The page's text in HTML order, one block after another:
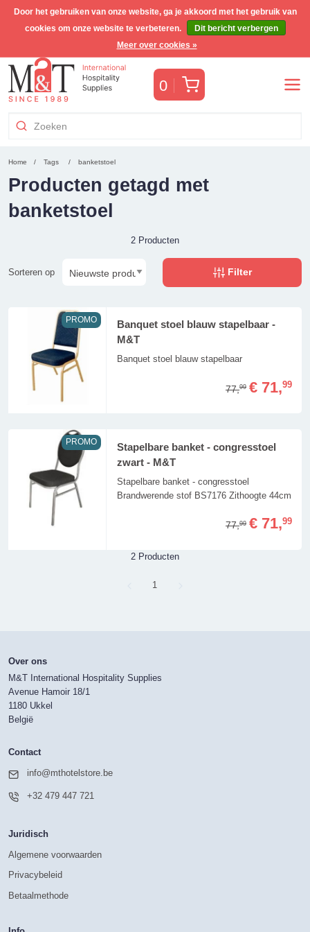
Gratis Benelux verzending voor orders >€255(incl. BTW)
0 Winkelwagen
Home Tags banketstoel
Producten getagd met
banketstoel
2 Producten
Sorteren op Filter
PROMO
Banquet stoel blauw stapelbaar -
M&T
Banquet stoel blauw stapelbaar
77,99 € 71,99
PROMO
Stapelbare banket - congresstoel
zwart - M&T
Stapelbare banket - congresstoel
Brandwerende stof BS7176 Zithoogte 44cm
77,99 € 71,99
2 Producten
Page
1
Over ons
M&T International Hospitality Supplies
Avenue Hamoir 18/1
1180 Ukkel
België
Contact
info@mthotelstore.be
+32 479 447 721
Juridisch
Algemene voorwaarden
Privacybeleid
Betaalmethode
Door het gebruiken van onze website, ga je akkoord met het gebruik van
cookies om onze website te verbeteren.
Dit bericht verbergen
Meer over cookies »